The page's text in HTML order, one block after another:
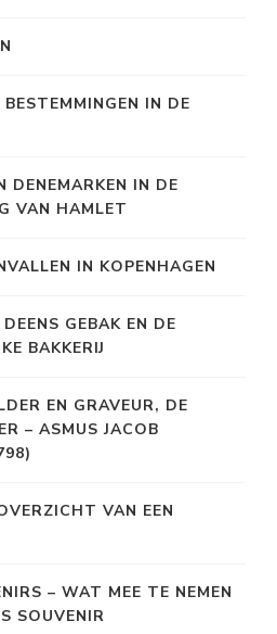
IN DE
DENEMARKEN IN DE
VAN HAMLET
IN KOPENHAGEN
GEBAK EN DE
BAKKERIJ
EN GRAVEUR, DE
– ASMUS JACOB
VAN EEN
– WAT MEE TE NEMEN
SOUVENIR